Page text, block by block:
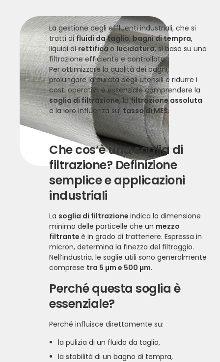
La gestione degli effluenti industriali, che si
tratti difluidi da taglio,bagni di tempra,
liquidi direttificaolucidatura, si basa su una
filtrazione efficiente e controllata.
Per ottimizzare la qualità dei bagni,
prolungare la durata degli utensili e ridurre i
costi operativi, è essenziale comprendere la
soglia di filtrazione, lafiltrazione assoluta
e la loro influenza sul tasso di MES.
Che cos’è una soglia di
filtrazione? Definizione
semplice e applicazioni
industriali
La soglia di filtrazioneindica la dimensione
minima delle particelle che un mezzo
filtranteè in grado di trattenere. Espressa in
micron, determina la finezza del filtraggio.
Nell’industria, le soglie utili sono generalmente
comprese tra 5 µm e 500 µm.
Perché questa soglia è
essenziale?
Perché influisce direttamente su:
la pulizia di un fluido da taglio,
la stabilità di un bagno di tempra,